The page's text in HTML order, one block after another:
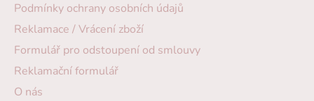
Podmínky ochrany osobních údajů
Reklamace / Vrácení zboží
Formulář pro odstoupení od smlouvy
Reklamační formulář
O nás